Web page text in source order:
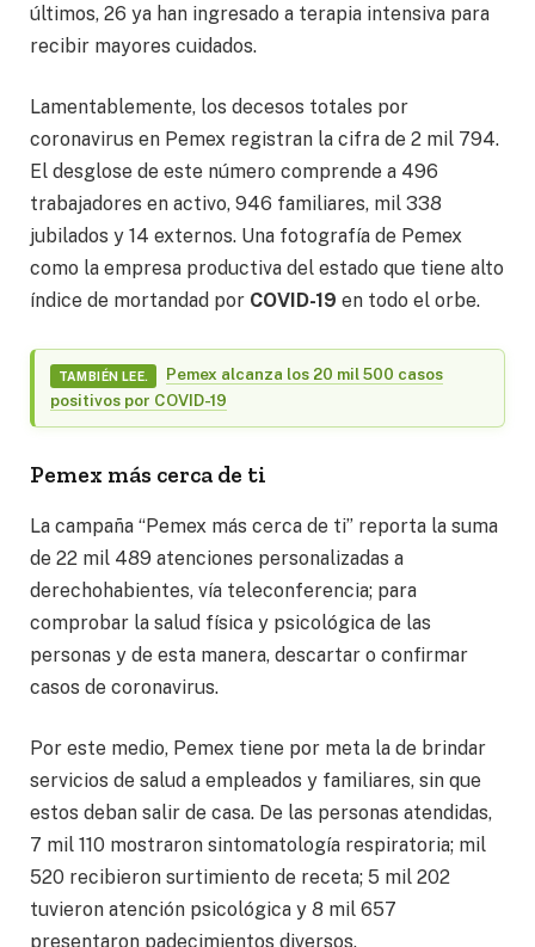
últimos, 26 ya han ingresado a terapia intensiva para
recibir mayores cuidados.
Lamentablemente, los decesos totales por
coronavirus en Pemex registran la cifra de 2 mil 794.
El desglose de este número comprende a 496
trabajadores en activo, 946 familiares, mil 338
jubilados y 14 externos. Una fotografía de Pemex
como la empresa productiva del estado que tiene alto
índice de mortandad por COVID-19 en todo el orbe.
TAMBIÉN LEE.
Pemex alcanza los 20 mil 500 casos
positivos por COVID-19
Pemex más cerca de ti
La campaña “Pemex más cerca de ti” reporta la suma
de 22 mil 489 atenciones personalizadas a
derechohabientes, vía teleconferencia; para
comprobar la salud física y psicológica de las
personas y de esta manera, descartar o confirmar
casos de coronavirus.
Por este medio, Pemex tiene por meta la de brindar
servicios de salud a empleados y familiares, sin que
estos deban salir de casa. De las personas atendidas,
7 mil 110 mostraron sintomatología respiratoria; mil
520 recibieron surtimiento de receta; 5 mil 202
tuvieron atención psicológica y 8 mil 657
presentaron padecimientos diversos.